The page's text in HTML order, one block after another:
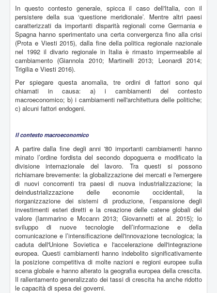
In questo contesto generale, spicca il caso dell'Italia, con il
persistere della sua ‘questione meridionale’. Mentre altri paesi
caratterizzati da importanti disparità regionali come Germania e
Spagna hanno sperimentato una certa convergenza fino alla crisi
(Prota e Viesti 2015), dalla fine della politica regionale nazionale
nel 1992 il divario regionale in Italia è rimasto impermeabile al
cambiamento (Giannola 2010; Martinelli 2013; Leonardi 2014;
Trigilia e Viesti 2016).
Per spiegare questa anomalia, tre ordini di fattori sono qui
chiamati in causa: a) i cambiamenti del contesto
macroeconomico; b) i cambiamenti nell'architettura delle politiche;
c) alcuni fattori endogeni.
Il contesto macroeconomico
A partire dalla fine degli anni '80 importanti cambiamenti hanno
minato l’ordine fordista del secondo dopoguerra e modificato la
divisione internazionale del lavoro. Tra questi si possono
richiamare brevemente: la globalizzazione dei mercati e l'emergere
di nuovi concorrenti tra paesi di nuova industrializzazione; la
deindustrializzazione delle economie occidentali, la
riorganizzazione dei sistemi di produzione, l’espansione degli
investimenti esteri diretti e la creazione delle catene globali del
valore (Iammarino e Mccann 2013; Giovannetti et al. 2015); lo
sviluppo di nuove tecnologie dell’informazione e della
comunicazione e l’intensificazione dell'innovazione tecnologica; la
caduta dell'Unione Sovietica e l'accelerazione dell'integrazione
europea. Questi cambiamenti hanno indebolito significativamente
la posizione competitiva di molte nazioni e regioni europee sulla
scena globale e hanno alterato la geografia europea della crescita.
Il rallentamento generalizzato dei tassi di crescita ha anche ridotto
le capacità di spesa dei governi.